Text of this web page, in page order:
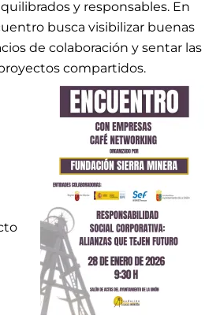
y responsables. En
busca visibilizar buenas
de colaboración y sentar las
compartidos.